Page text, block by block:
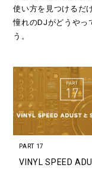
使い方を見つけるだ
憧れのDJがどうやっ
う。
PART 17
VINYL SPEED